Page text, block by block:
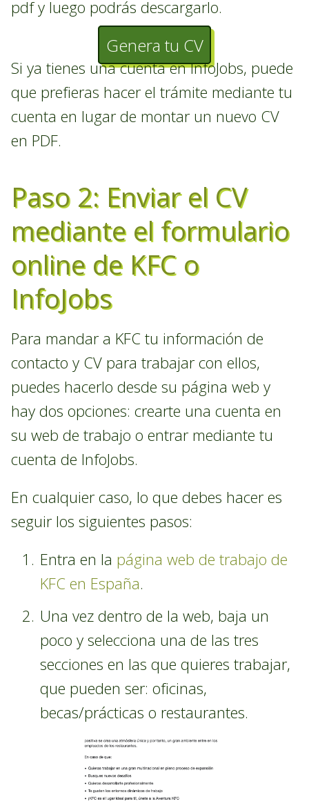
pdf y luego podrás descargarlo.
Genera tu CV
Si ya tienes una cuenta en InfoJobs, puede
que prefieras hacer el trámite mediante tu
cuenta en lugar de montar un nuevo CV
en PDF.
Paso 2: Enviar el CV
mediante el formulario
online de KFC o
InfoJobs
Para mandar a KFC tu información de
contacto y CV para trabajar con ellos,
puedes hacerlo desde su página web y
hay dos opciones: crearte una cuenta en
su web de trabajo o entrar mediante tu
cuenta de InfoJobs.
En cualquier caso, lo que debes hacer es
seguir los siguientes pasos:
Entra en la página web de trabajo de
KFC en España.
Una vez dentro de la web, baja un
poco y selecciona una de las tres
secciones en las que quieres trabajar,
que pueden ser: oficinas,
becas/prácticas o restaurantes.